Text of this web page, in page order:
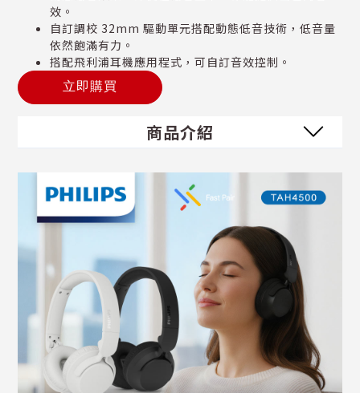
效。
自訂調校 32mm 驅動單元搭配動態低音技術，低音量
依然飽滿有力。
搭配飛利浦耳機應用程式，可自訂音效控制。
立即購買
商品介紹